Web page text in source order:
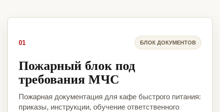
01 БЛОК ДОКУМЕНТОВ
Пожарный блок под
требования МЧС
Пожарная документация для кафе быстрого питания:
приказы, инструкции, обучение ответственного